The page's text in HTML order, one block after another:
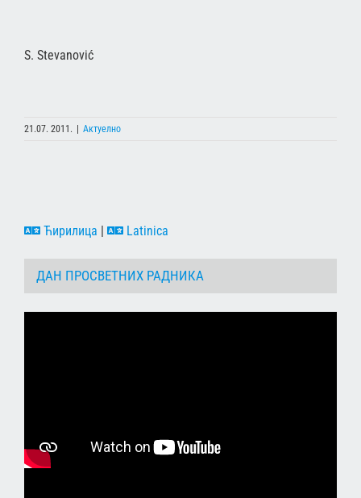
S. Stevanović
21.07. 2011. | Актуелно
Ћирилица | Latinica
ДАН ПРОСВЕТНИХ РАДНИКА